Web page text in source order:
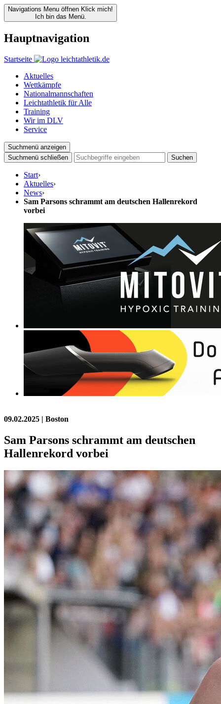
Navigations Menu öffnen Klick mich!
Ich bin das Menü.
Hauptnavigation
Startseite
Aktuelles
Wettkämpfe
Nationalmannschaften
Leichtathletik für Alle
Training
Wir im DLV
Service
Suchmenü anzeigen
Suchmenü schließen
Suchen
Start›
Aktuelles›
News›
Sam Parsons schrammt am deutschen Hallenrekord
vorbei
09.02.2025 | Boston
Sam Parsons schrammt am deutschen
Hallenrekord vorbei